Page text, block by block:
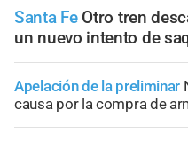
Santa Fe Otro tren
un nuevo intento de
Apelación de la preliminar
causa por la compra de